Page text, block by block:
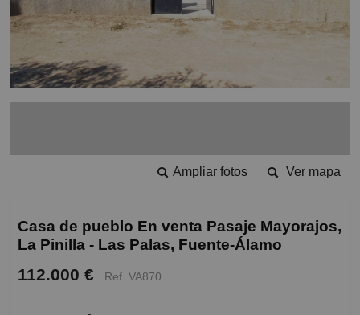
Ver mapa
Ampliar fotos
Casa de pueblo En venta Pasaje Mayorajos,
La Pinilla - Las Palas, Fuente-Álamo
112.000 € Ref. VA870